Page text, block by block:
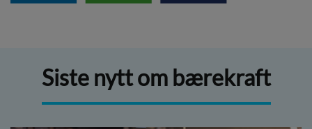
Siste nytt om bærekraft